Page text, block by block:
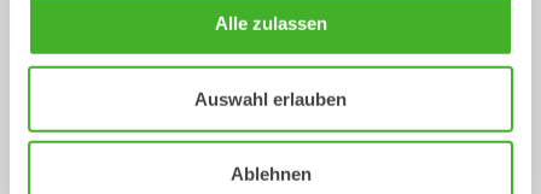
Alle zulassen
Auswahl erlauben
Ablehnen
Asphaltschneider
Mechanische Anbauwerkzeuge Mechanische Anbauwerkzeuge